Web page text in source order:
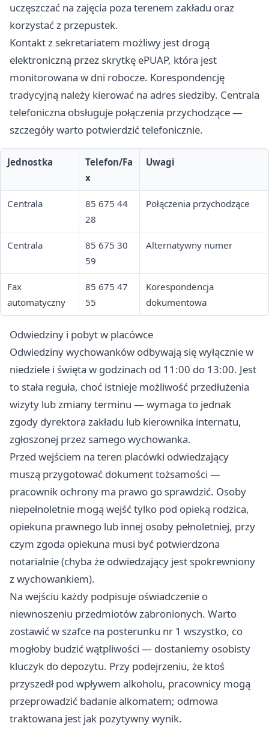
uczęszczać na zajęcia poza terenem zakładu oraz
korzystać z przepustek.
Kontakt z sekretariatem możliwy jest drogą
elektroniczną przez skrytkę ePUAP, która jest
monitorowana w dni robocze. Korespondencję
tradycyjną należy kierować na adres siedziby. Centrala
telefoniczna obsługuje połączenia przychodzące —
szczegóły warto potwierdzić telefonicznie.
Jednostka
Telefon/Fa
x
Uwagi
Centrala
85 675 44
28
Połączenia przychodzące
Centrala
85 675 30
59
Alternatywny numer
Fax
automatyczny
85 675 47
55
Korespondencja
dokumentowa
Odwiedziny i pobyt w placówce
Odwiedziny wychowanków odbywają się wyłącznie w
niedziele i święta w godzinach od 11:00 do 13:00. Jest
to stała reguła, choć istnieje możliwość przedłużenia
wizyty lub zmiany terminu — wymaga to jednak
zgody dyrektora zakładu lub kierownika internatu,
zgłoszonej przez samego wychowanka.
Przed wejściem na teren placówki odwiedzający
muszą przygotować dokument tożsamości —
pracownik ochrony ma prawo go sprawdzić. Osoby
niepełnoletnie mogą wejść tylko pod opieką rodzica,
opiekuna prawnego lub innej osoby pełnoletniej, przy
czym zgoda opiekuna musi być potwierdzona
notarialnie (chyba że odwiedzający jest spokrewniony
z wychowankiem).
Na wejściu każdy podpisuje oświadczenie o
niewnoszeniu przedmiotów zabronionych. Warto
zostawić w szafce na posterunku nr 1 wszystko, co
mogłoby budzić wątpliwości — dostaniemy osobisty
kluczyk do depozytu. Przy podejrzeniu, że ktoś
przyszedł pod wpływem alkoholu, pracownicy mogą
przeprowadzić badanie alkomatem; odmowa
traktowana jest jak pozytywny wynik.